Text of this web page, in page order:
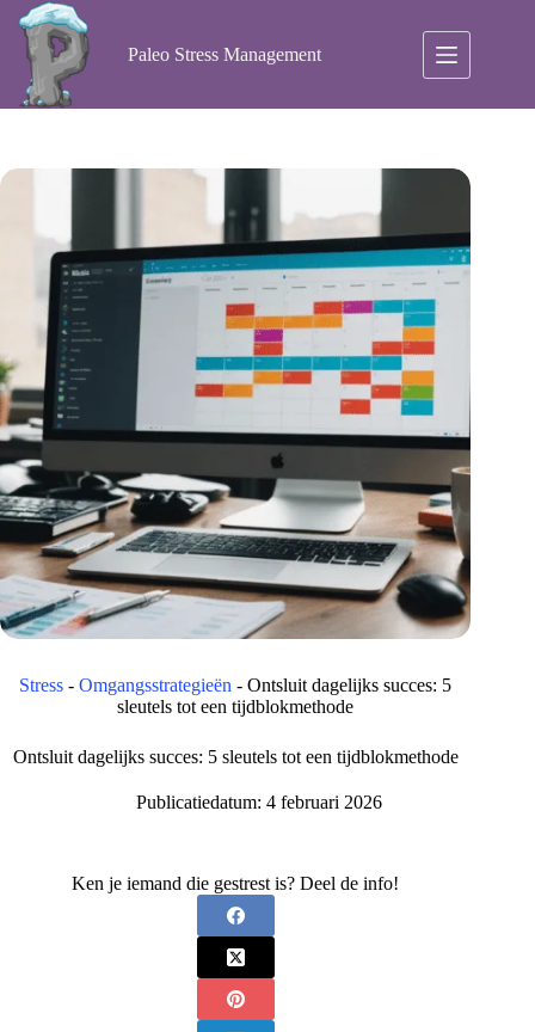
naar
inhoud
Paleo Stress Management
Stress -Omgangsstrategieën -Ontsluit dagelijks succes: 5
sleutels tot een tijdblokmethode
Ontsluit dagelijks succes: 5 sleutels tot een tijdblokmethode
Publicatiedatum: 4 februari 2026
Ken je iemand die gestrest is? Deel de info!